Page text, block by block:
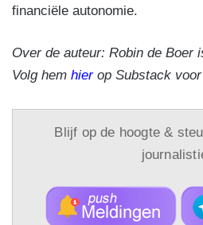
financiële autonomie.
Over de auteur: Robin de Boer
Volg hem hierop Substack
Blijf op de hoogte &